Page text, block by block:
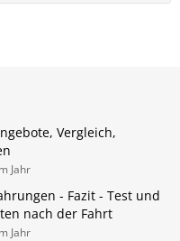
Vergleich,
Jahr
- Fazit - Test und
nach der Fahrt
Jahr